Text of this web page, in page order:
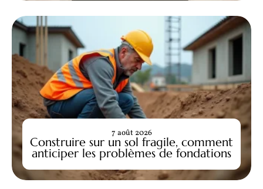
Construire sur un sol fragile, comment
anticiper les problèmes de fondations
7 août 2026